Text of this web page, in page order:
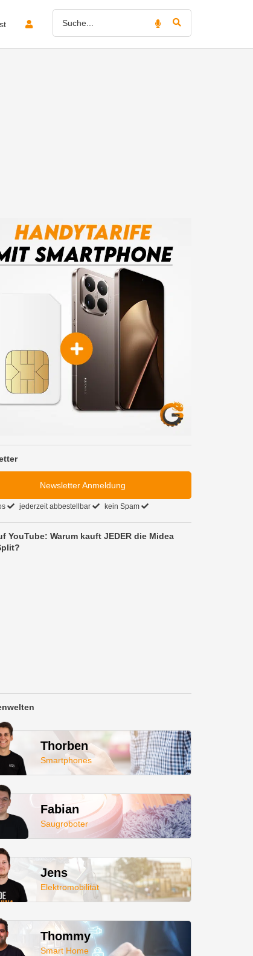
Newsletter Anmeldung
jederzeit abbestellbar kein Spam
YouTube: Warum kauft JEDER die Midea
Thorben
Smartphones
Fabian
Saugroboter
Jens
Elektromobilität
Thommy
Smart Home